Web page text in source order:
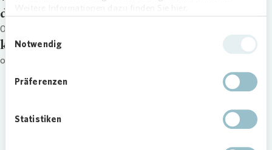
Notwendig
Präferenzen
Statistiken
date
05.03.20
kategorie
other